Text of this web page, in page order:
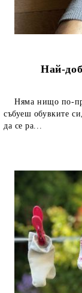
Най-
Няма нищо по-
събуеш обувките
да се ра...